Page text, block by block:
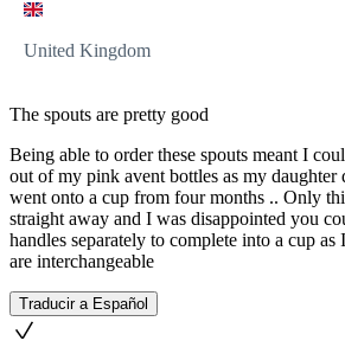
United Kingdom
The spouts are pretty good
Being able to order these spouts meant I
out of my pink avent bottles as my daughter
went onto a cup from four months .. Only
straight away and I was disappointed you
handles separately to complete into a cup
are interchangeable
Traducir a Español